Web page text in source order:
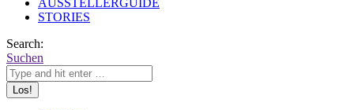
AUSSTELLERGUIDE
STORIES
Search:
Suchen